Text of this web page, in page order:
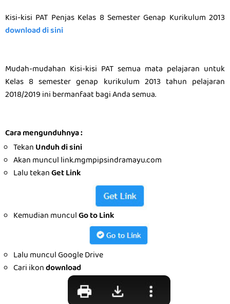
Kisi-kisi PAT Penjas Kelas 8 Semester Genap Kurikulum 2013
download di sini
Mudah-mudahan Kisi-kisi PAT semua mata pelajaran untuk
Kelas 8 semester genap kurikulum 2013 tahun pelajaran
2018/2019 ini bermanfaat bagi Anda semua.
Cara mengunduhnya :
TekanUnduh di sini
Akan muncul link.mgmpipsindramayu.com
Lalu tekanGet Link
Kemudian munculGo to Link
Lalu muncul Google Drive
Cari ikondownload